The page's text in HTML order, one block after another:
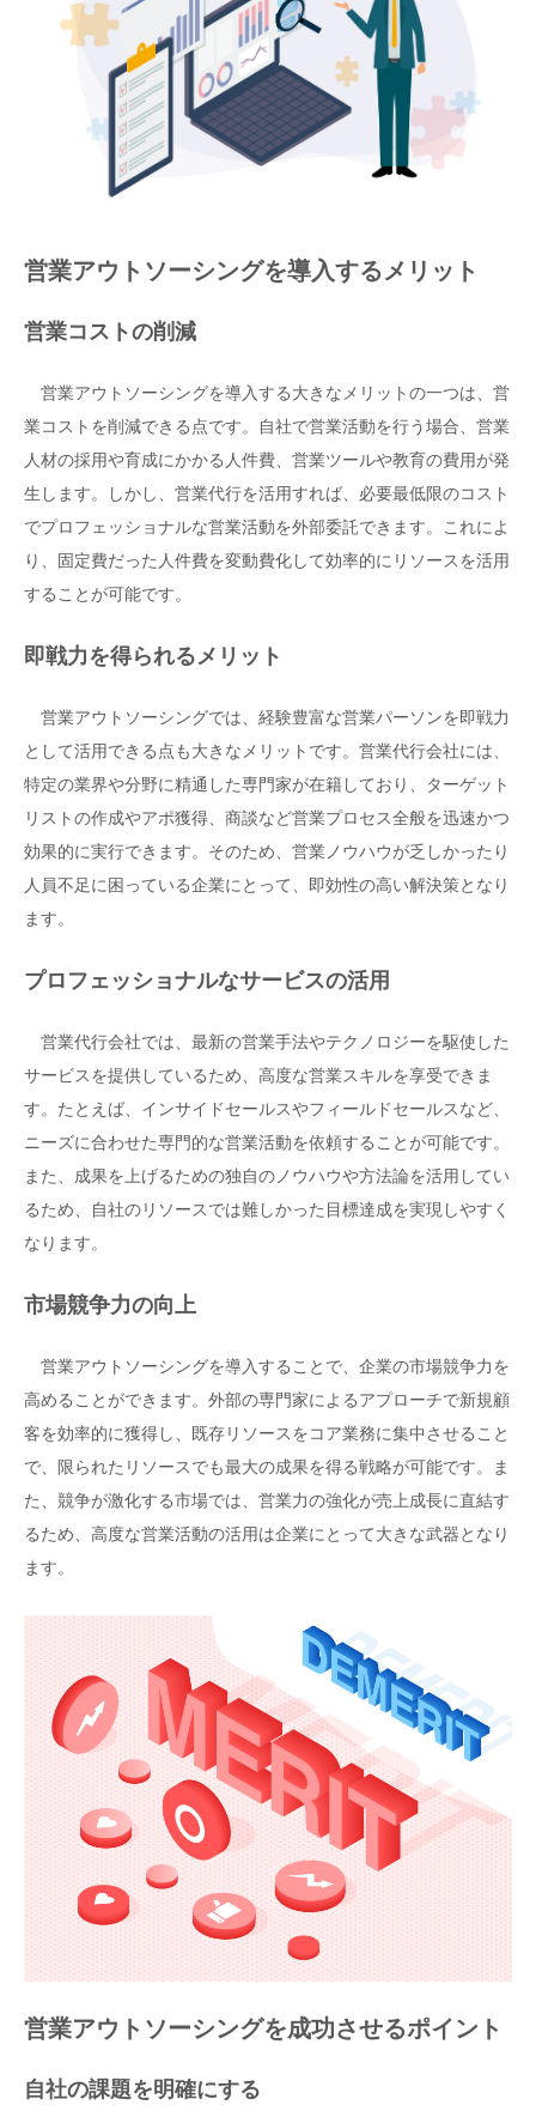
営業アウトソーシングを導入するメリット
営業コストの削減
営業アウトソーシングを導入する大きなメリットの一つは、営
業コストを削減できる点です。自社で営業活動を行う場合、営業
人材の採用や育成にかかる人件費、営業ツールや教育の費用が発
生します。しかし、営業代行を活用すれば、必要最低限のコスト
でプロフェッショナルな営業活動を外部委託できます。これによ
り、固定費だった人件費を変動費化して効率的にリソースを活用
することが可能です。
即戦力を得られるメリット
営業アウトソーシングでは、経験豊富な営業パーソンを即戦力
として活用できる点も大きなメリットです。営業代行会社には、
特定の業界や分野に精通した専門家が在籍しており、ターゲット
リストの作成やアポ獲得、商談など営業プロセス全般を迅速かつ
効果的に実行できます。そのため、営業ノウハウが乏しかったり
人員不足に困っている企業にとって、即効性の高い解決策となり
ます。
プロフェッショナルなサービスの活用
営業代行会社では、最新の営業手法やテクノロジーを駆使した
サービスを提供しているため、高度な営業スキルを享受できま
す。たとえば、インサイドセールスやフィールドセールスなど、
ニーズに合わせた専門的な営業活動を依頼することが可能です。
また、成果を上げるための独自のノウハウや方法論を活用してい
るため、自社のリソースでは難しかった目標達成を実現しやすく
なります。
市場競争力の向上
営業アウトソーシングを導入することで、企業の市場競争力を
高めることができます。外部の専門家によるアプローチで新規顧
客を効率的に獲得し、既存リソースをコア業務に集中させること
で、限られたリソースでも最大の成果を得る戦略が可能です。ま
た、競争が激化する市場では、営業力の強化が売上成長に直結す
るため、高度な営業活動の活用は企業にとって大きな武器となり
ます。
営業アウトソーシングを成功させるポイント
自社の課題を明確にする